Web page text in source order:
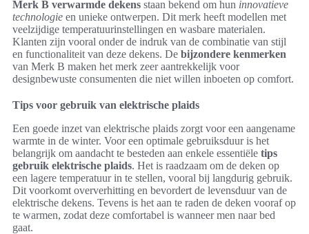
Merk B verwarmde dekens staan bekend om hun innovatieve
technologie en unieke ontwerpen. Dit merk heeft modellen met
veelzijdige temperatuurinstellingen en wasbare materialen.
Klanten zijn vooral onder de indruk van de combinatie van stijl
en functionaliteit van deze dekens. De bijzondere kenmerken
van Merk B maken het merk zeer aantrekkelijk voor
designbewuste consumenten die niet willen inboeten op comfort.
Tips voor gebruik van elektrische plaids
Een goede inzet van elektrische plaids zorgt voor een aangename
warmte in de winter. Voor een optimale gebruiksduur is het
belangrijk om aandacht te besteden aan enkele essentiële tips
gebruik elektrische plaids. Het is raadzaam om de deken op
een lagere temperatuur in te stellen, vooral bij langdurig gebruik.
Dit voorkomt oververhitting en bevordert de levensduur van de
elektrische dekens. Tevens is het aan te raden de deken vooraf op
te warmen, zodat deze comfortabel is wanneer men naar bed
gaat.